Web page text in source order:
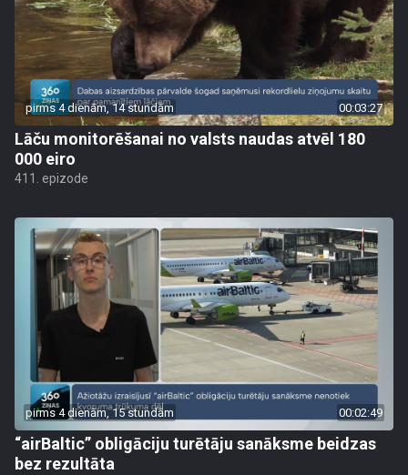
pirms 4 dienām, 14 stundām 00:03:27
Lāču monitorēšanai no valsts naudas atvēl 180
000 eiro
411. epizode
pirms 4 dienām, 15 stundām 00:02:49
“airBaltic” obligāciju turētāju sanāksme beidzas
bez rezultāta